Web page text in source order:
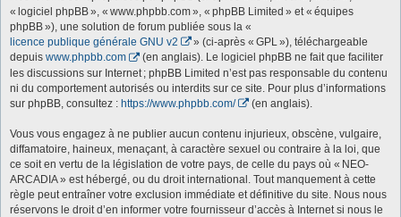
« logiciel phpBB », « www.phpbb.com », « phpBB Limited » et « équipes
phpBB »), une solution de forum publiée sous la «
licence publique générale GNU v2
» (ci-après « GPL »), téléchargeable
depuis www.phpbb.com
(en anglais). Le logiciel phpBB ne fait que faciliter
les discussions sur Internet ; phpBB Limited n’est pas responsable du contenu
ni du comportement autorisés ou interdits sur ce site. Pour plus d’informations
sur phpBB, consultez : https://www.phpbb.com/ (en anglais).
Vous vous engagez à ne publier aucun contenu injurieux, obscène, vulgaire,
diffamatoire, haineux, menaçant, à caractère sexuel ou contraire à la loi, que
ce soit en vertu de la législation de votre pays, de celle du pays où « NEO-
ARCADIA » est hébergé, ou du droit international. Tout manquement à cette
règle peut entraîner votre exclusion immédiate et définitive du site. Nous nous
réservons le droit d’en informer votre fournisseur d’accès à Internet si nous le